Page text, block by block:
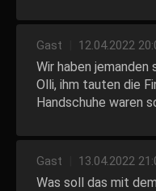
Gast 12.04.2022
Wir haben
Olli, ihm tauten die
Handschuhe waren
Gast 13.04.2022
Was soll das mit